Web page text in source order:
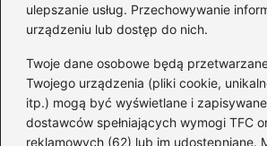
ulepszanie usług. Przechowywanie
urządzeniu lub dostęp do nich.
Twoje dane osobowe będą
Twojego urządzenia (pliki cookie,
itp.) mogą być wyświetlane i
dostawców spełniających wymogi TFC
reklamowych (62) lub im udostępniane.
Kategorie
Akumulatory(71)
Benzyna i Diesel(68)
Motocykle(47)